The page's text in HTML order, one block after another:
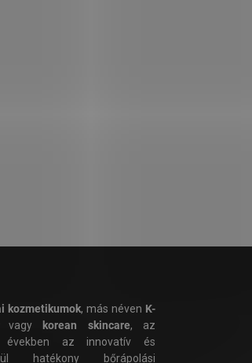
kozmetikumok, más néven K-
korean skincare, az
években az innovatív és
hatékony bőrápolási